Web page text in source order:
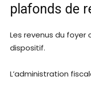
plafonds de
Les revenus du
dispositif.
L’administration